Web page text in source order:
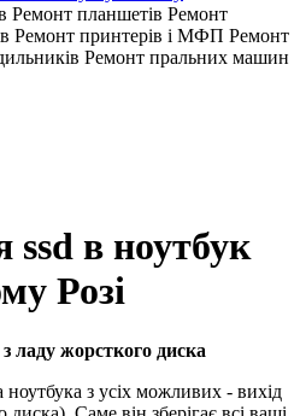
Ремонт планшетів Ремонт
Ремонт принтерів і МФП Ремонт
Ремонт пральних машин
ssd в ноутбук
Розі
ладу жорсткого диска
з усіх можливих - вихід